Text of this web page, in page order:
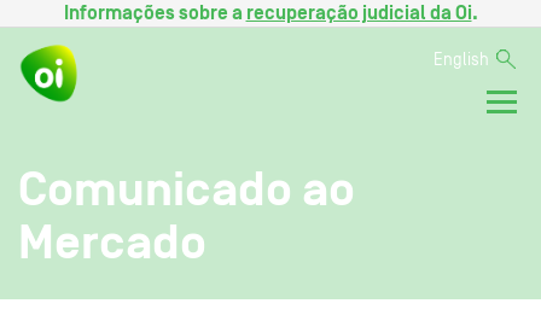
Informações sobre a recuperação judicial da Oi.
English
Comunicado ao
Mercado